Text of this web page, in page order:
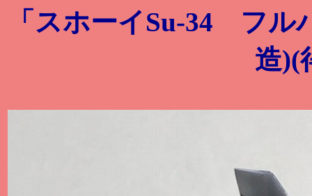
「スホーイSu-34 フル
造)(